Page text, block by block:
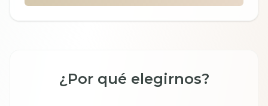
¿Por qué elegirnos?